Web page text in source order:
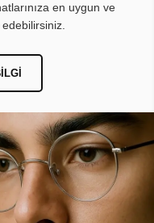
en uygun ve